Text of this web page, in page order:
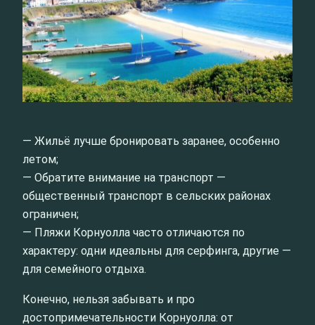
— Жильё лучше бронировать заранее, особенно
летом;
— Обратите внимание на транспорт —
общественный транспорт в сельских районах
ограничен;
— Пляжи Корнуолла часто отличаются по
характеру: одни идеальны для серфинга, другие —
для семейного отдыха.
Конечно, нельзя забывать и про
достопримечательности Корнуолла: от